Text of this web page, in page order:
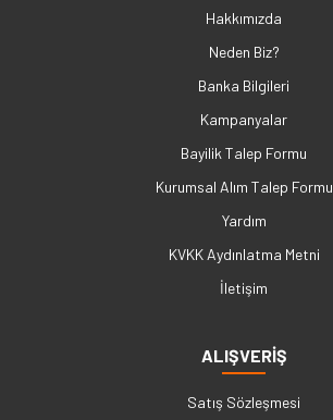
Hakkımızda
Neden Biz?
Banka Bilgileri
Kampanyalar
Bayilik Talep Formu
Kurumsal Alım Talep Formu
Yardım
KVKK Aydınlatma Metni
İletişim
ALIŞVERİŞ
Satış Sözleşmesi